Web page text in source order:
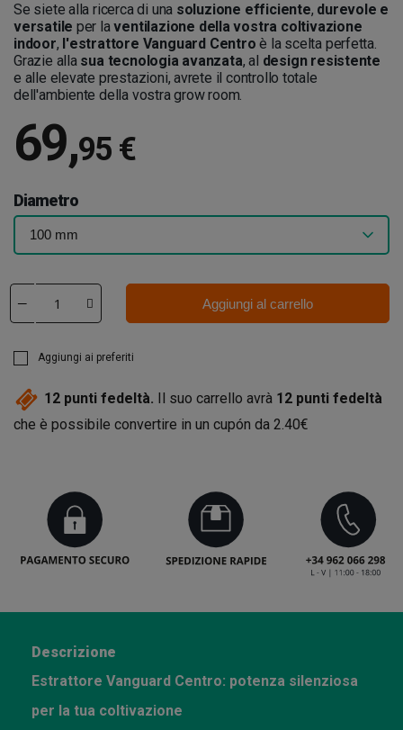
Se siete alla ricerca di una soluzione efficiente, durevole e
versatile per laventilazione della vostra coltivazione
indoor, l'estrattore Vanguard Centro è la scelta perfetta.
Grazie alla sua tecnologia avanzata, al design resistente
e alle elevate prestazioni, avrete il controllo totale
dell'ambiente della vostra grow room.
69,95 €
Diametro
Aggiungi al carrello
Aggiungi ai preferiti
12 punti fedeltà. Il suo carrello avrà 12 punti fedeltà
che è possibile convertire in un cupón da 2.40€
Descrizione
Estrattore Vanguard Centro: potenza silenziosa
per la tua coltivazione